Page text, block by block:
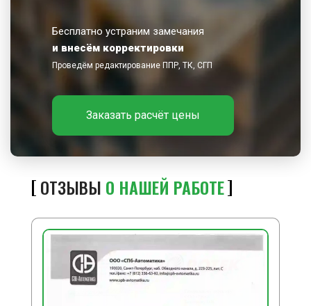
Бесплатно устраним замечания
и внесём корректировки
Проведём редактирование ППР, ТК, СГП
Заказать расчёт цены
ОТЗЫВЫ О НАШЕЙ РАБОТЕ